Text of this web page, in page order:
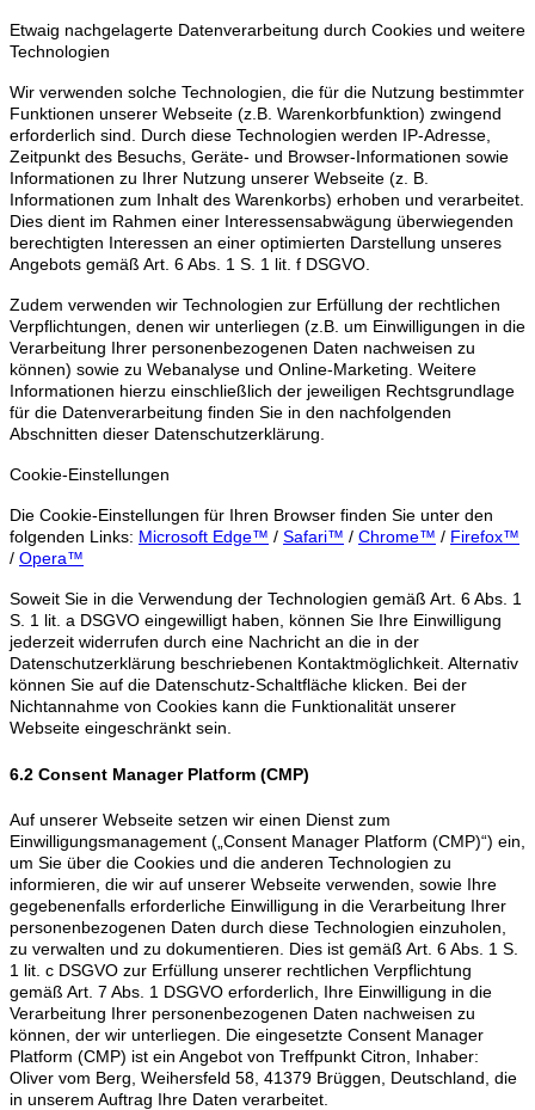
Etwaig nachgelagerte Datenverarbeitung durch Cookies und weitere
Technologien
Wir verwenden solche Technologien, die für die Nutzung bestimmter
Funktionen unserer Webseite (z.B. Warenkorbfunktion) zwingend
erforderlich sind. Durch diese Technologien werden IP-Adresse,
Zeitpunkt des Besuchs, Geräte- und Browser-Informationen sowie
Informationen zu Ihrer Nutzung unserer Webseite (z. B.
Informationen zum Inhalt des Warenkorbs) erhoben und verarbeitet.
Dies dient im Rahmen einer Interessensabwägung überwiegenden
berechtigten Interessen an einer optimierten Darstellung unseres
Angebots gemäß Art. 6 Abs. 1 S. 1 lit. f DSGVO.
Zudem verwenden wir Technologien zur Erfüllung der rechtlichen
Verpflichtungen, denen wir unterliegen (z.B. um Einwilligungen in die
Verarbeitung Ihrer personenbezogenen Daten nachweisen zu
können) sowie zu Webanalyse und Online-Marketing. Weitere
Informationen hierzu einschließlich der jeweiligen Rechtsgrundlage
für die Datenverarbeitung finden Sie in den nachfolgenden
Abschnitten dieser Datenschutzerklärung.
Cookie-Einstellungen
Die Cookie-Einstellungen für Ihren Browser finden Sie unter den
folgenden Links: Microsoft Edge™ / Safari™ / Chrome™ / Firefox™
/ Opera™
Soweit Sie in die Verwendung der Technologien gemäß Art. 6 Abs. 1
S. 1 lit. a DSGVO eingewilligt haben, können Sie Ihre Einwilligung
jederzeit widerrufen durch eine Nachricht an die in der
Datenschutzerklärung beschriebenen Kontaktmöglichkeit. Alternativ
können Sie auf die Datenschutz-Schaltfläche klicken. Bei der
Nichtannahme von Cookies kann die Funktionalität unserer
Webseite eingeschränkt sein.
6.2 Consent Manager Platform (CMP)
Auf unserer Webseite setzen wir einen Dienst zum
Einwilligungsmanagement („Consent Manager Platform (CMP)“) ein,
um Sie über die Cookies und die anderen Technologien zu
informieren, die wir auf unserer Webseite verwenden, sowie Ihre
gegebenenfalls erforderliche Einwilligung in die Verarbeitung Ihrer
personenbezogenen Daten durch diese Technologien einzuholen,
zu verwalten und zu dokumentieren. Dies ist gemäß Art. 6 Abs. 1 S.
1 lit. c DSGVO zur Erfüllung unserer rechtlichen Verpflichtung
gemäß Art. 7 Abs. 1 DSGVO erforderlich, Ihre Einwilligung in die
Verarbeitung Ihrer personenbezogenen Daten nachweisen zu
können, der wir unterliegen. Die eingesetzte Consent Manager
Platform (CMP) ist ein Angebot von Treffpunkt Citron, Inhaber:
Oliver vom Berg, Weihersfeld 58, 41379 Brüggen, Deutschland, die
in unserem Auftrag Ihre Daten verarbeitet.